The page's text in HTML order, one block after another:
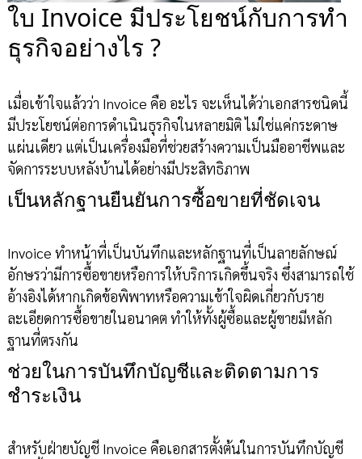
ใบ Invoice มีประโยชน์กับการทำ
ธุรกิจอย่างไร ?
เมื่อเข้าใจแล้วว่า Invoice คือ อะไร จะเห็นได้ว่าเอกสารชนิดนี้
มีประโยชน์ต่อการดำเนินธุรกิจในหลายมิติ ไม่ใช่แค่กระดาษ
แผ่นเดียว แต่เป็นเครื่องมือที่ช่วยสร้างความเป็นมืออาชีพและ
จัดการระบบหลังบ้านได้อย่างมีประสิทธิภาพ
เป็นหลักฐานยืนยันการซื้อขายที่ชัดเจน
Invoice ทำหน้าที่เป็นบันทึกและหลักฐานที่เป็นลายลักษณ์
อักษรว่ามีการซื้อขายหรือการให้บริการเกิดขึ้นจริง ซึ่งสามารถใช้
อ้างอิงได้หากเกิดข้อพิพาทหรือความเข้าใจผิดเกี่ยวกับราย
ละเอียดการซื้อขายในอนาคต ทำให้ทั้งผู้ซื้อและผู้ขายมีหลัก
ฐานที่ตรงกัน
ช่วยในการบันทึกบัญชีและติดตามการ
ชำระเงิน
สำหรับฝ่ายบัญชี Invoice คือเอกสารตั้งต้นในการบันทึกบัญชี